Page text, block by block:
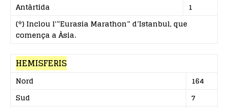
Antàrtida
1
(*) Inclou l'”Eurasia Marathon” d’Istanbul, que
comença a Àsia.
HEMISFERIS
Nord
164
Sud
7